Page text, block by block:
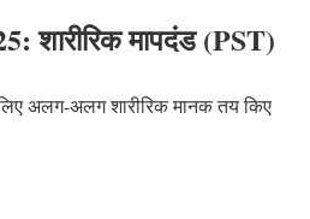
शारीरिक मापदंड (PST)
अलग-अलग शारीरिक मानक तय किए